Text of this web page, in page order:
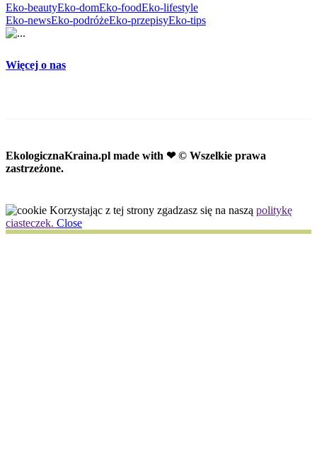
Eko-beautyEko-domEko-foodEko-lifestyle
Eko-newsEko-podróżeEko-przepisyEko-tips
Więcej o nas
EkologicznaKraina.pl made with ❤ © Wszelkie prawa
zastrzeżone.
Korzystając z tej strony zgadzasz się na naszą politykę
ciasteczek. Close